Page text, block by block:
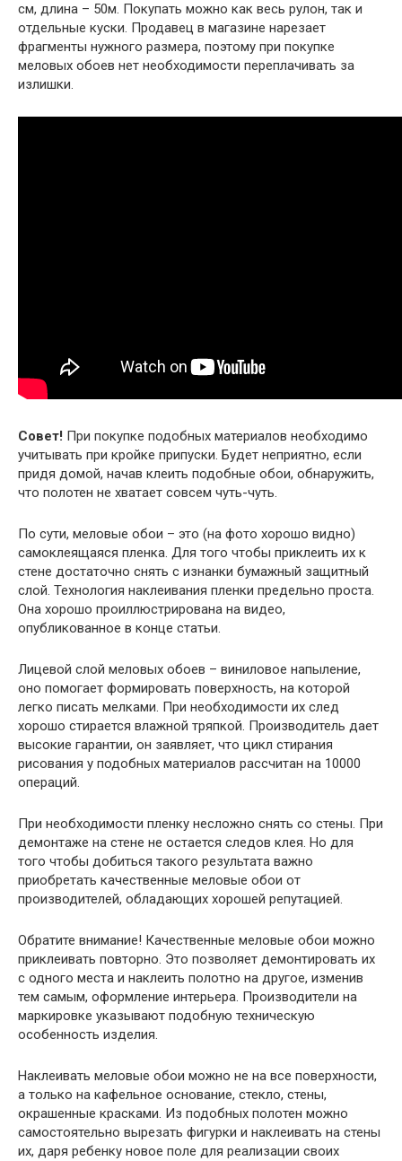
см, длина – 50м. Покупать можно как весь рулон, так и
отдельные куски. Продавец в магазине нарезает
фрагменты нужного размера, поэтому при покупке
меловых обоев нет необходимости переплачивать за
излишки.
Совет! При покупке подобных материалов необходимо
учитывать при кройке припуски. Будет неприятно, если
придя домой, начав клеить подобные обои, обнаружить,
что полотен не хватает совсем чуть-чуть.
По сути, меловые обои – это (на фото хорошо видно)
самоклеящаяся пленка. Для того чтобы приклеить их к
стене достаточно снять с изнанки бумажный защитный
слой. Технология наклеивания пленки предельно проста.
Она хорошо проиллюстрирована на видео,
опубликованное в конце статьи.
Лицевой слой меловых обоев – виниловое напыление,
оно помогает формировать поверхность, на которой
легко писать мелками. При необходимости их след
хорошо стирается влажной тряпкой. Производитель дает
высокие гарантии, он заявляет, что цикл стирания
рисования у подобных материалов рассчитан на 10000
операций.
При необходимости пленку несложно снять со стены. При
демонтаже на стене не остается следов клея. Но для
того чтобы добиться такого результата важно
приобретать качественные меловые обои от
производителей, обладающих хорошей репутацией.
Обратите внимание! Качественные меловые обои можно
приклеивать повторно. Это позволяет демонтировать их
с одного места и наклеить полотно на другое, изменив
тем самым, оформление интерьера. Производители на
маркировке указывают подобную техническую
особенность изделия.
Наклеивать меловые обои можно не на все поверхности,
а только на кафельное основание, стекло, стены,
окрашенные красками. Из подобных полотен можно
самостоятельно вырезать фигурки и наклеивать на стены
их, даря ребенку новое поле для реализации своих